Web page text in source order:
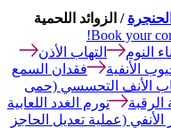
/ الزوائد اللحمية
Book your
النوم
التهاب الأذن
الأنفية
فقدان السمع
الأنف التحسسي (حمى
الرقبة
تورم الغدد اللعابية
الأنفي (عملية تعديل الحاجز